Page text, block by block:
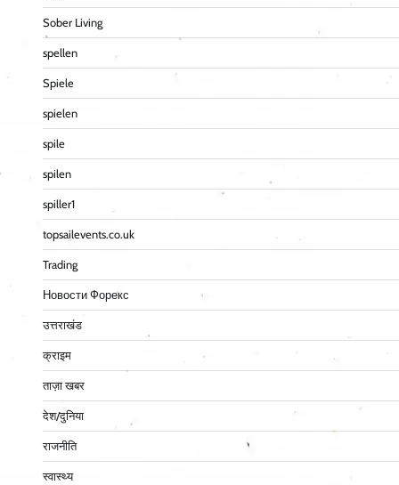
Sober Living
spellen
Spiele
spielen
spile
spilen
spiller1
topsailevents.co.uk
Trading
Новости Форекс
उत्तराखंड
क्राइम
ताज़ा खबर
देश/दुनिया
राजनीति
स्वास्थ्य